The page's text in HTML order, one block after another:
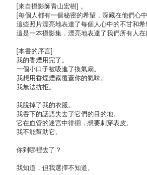
[來自攝影師青山宏樹] 。
[每個人都有一個秘密的希望，深藏在他們心中
這些照片漂亮地表達了每個人心中的不甘和希
這是一本攝影集，漂亮地表達了我們所有人
[本書的序言]
我的香煙用完了。
一個小口子被吸進了換氣扇。
我想用香煙煙霧覆蓋你的氣味。
我無法抗拒。
我脫掉了我的衣服。
我吞下的話語失去了它們的目的地。
它在血管的迷宮中徘徊，想要刺穿表皮。
我不能幫助它。
你到哪裡去了？
我知道，但我選擇不知道。